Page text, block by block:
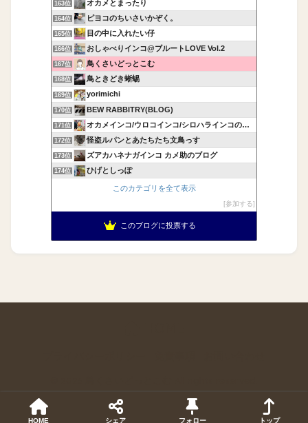
163位 オカメとまったり
164位 ピヨコのちいさいかぞく。
165位 目の中に入れたい仔
166位 おしゃべりインコ@ブルートLOVE Vol.2
167位 鳥くさいどっとこむ
168位 鳥ときどき蜥蜴
169位 yorimichi
170位 BEW RABBITRY(BLOG)
171位 オカメインコ/ウロコインコ/シロハラインコの飼育記録
172位 怪盗ルパンとあたちたち文鳥っす
173位 ズアカハネナガインコ カメ助のブログ
174位 ひげとしっぽ
このカテゴリを全て表示
参加する
このブログに投票する
HOME シェア フォロー トップ